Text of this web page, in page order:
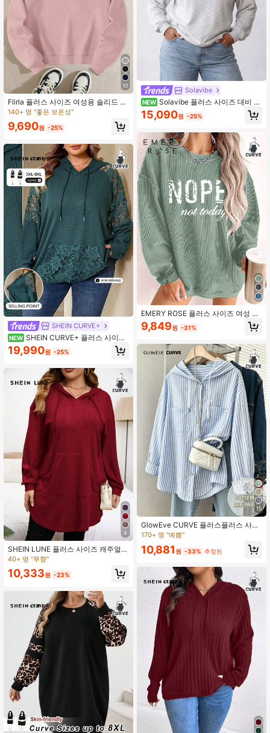
10
Flirla 플러스 사이즈 여성용 솔리드 라
운드 넥 보온 안감 스웨트셔츠, 겨울,
140+ 명 "좋은 보온성"
9,690원 -25%
SHEIN CURVE+
NEW SHEIN CURVE+ 플러스 사이즈
여성용 솔리드 그린 레이스 트림 래글
런 소매 드로스트링 후드 스웨트셔츠
19,990원 -25%
4
SHEIN LUNE 플러스 사이즈 캐주얼
솔리드 컬러 끈조절 후드 스웨트셔츠,
셔츠
40+ 명 "무향"
10,333원 -23%
Solavibe
NEW Solavibe 플러스 사이즈 대비 칼
라 폴로 스웨트셔츠, 부드러운 플리스
소재, 하루 종일 편안한 착용감, 일상
여성 티셔츠 겨울
15,090원 -25%
EMERY ROSE 플러스 사이즈 여성 캐
주얼 레터 프린트 스웨트셔츠 풀오버
가을 & 겨울
9,849원 -31%
15
GlowEve CURVE 플러스플러스 사이
즈 여성 우아한 스트라이프 셔츠 드레
름과 가을에 적합
170+ 명 "예쁨"
10,881 원 -33% 추정된